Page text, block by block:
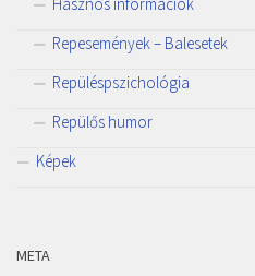
Repesemények – Balesetek
Repüléspszichológia
Repülős humor
Képek
META